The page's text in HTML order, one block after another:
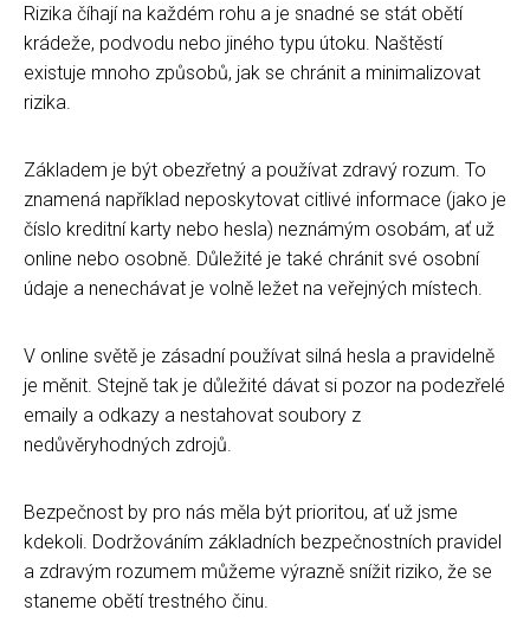
Rizika číhají na každém rohu a je snadné se stát obětí
krádeže, podvodu nebo jiného typu útoku. Naštěstí
existuje mnoho způsobů, jak se chránit a minimalizovat
rizika.
Základem je být obezřetný a používat zdravý rozum. To
znamená například neposkytovat citlivé informace (jako je
číslo kreditní karty nebo hesla) neznámým osobám, ať už
online nebo osobně. Důležité je také chránit své osobní
údaje a nenechávat je volně ležet na veřejných místech.
V online světě je zásadní používat silná hesla a pravidelně
je měnit. Stejně tak je důležité dávat si pozor na podezřelé
emaily a odkazy a nestahovat soubory z
nedůvěryhodných zdrojů.
Bezpečnost by pro nás měla být prioritou, ať už jsme
kdekoli. Dodržováním základních bezpečnostních pravidel
a zdravým rozumem můžeme výrazně snížit riziko, že se
staneme obětí trestného činu.